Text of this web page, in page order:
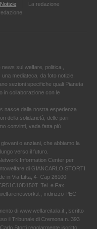
La redazione
sul welfare, politica ,
mediateca, da foto notizie,
sezioni specifiche quali Pianeta
in collaborazione con le
nasce dalla nostra esperienza
della solidarietà, delle pari
convinti, vada fatta più
o anziani, che abbiamo la
verso il futuro.
Information Center per
di GIANCARLO STORTI
in Via Litta, 4- Cap 26100
Tel. e Fax
; indirizzo PEC
di www.welfareitalia.it ,Iscritto
il Tribunale di Cremona n. 393
Storti regolarmente iscritto